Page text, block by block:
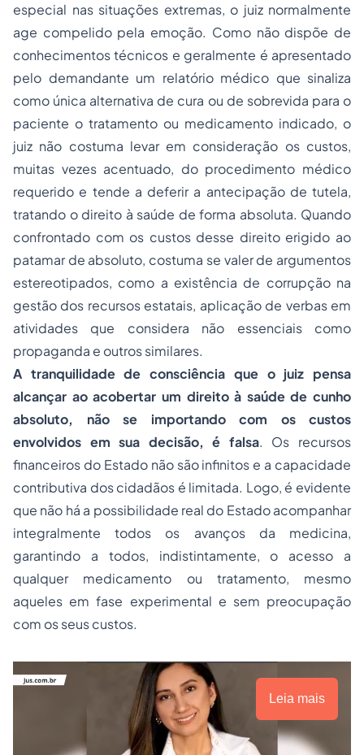
especial nas situações extremas, o juiz normalmente
age compelido pela emoção. Como não dispõe de
conhecimentos técnicos e geralmente é apresentado
pelo demandante um relatório médico que sinaliza
como única alternativa de cura ou de sobrevida para o
paciente o tratamento ou medicamento indicado, o
juiz não costuma levar em consideração os custos,
muitas vezes acentuado, do procedimento médico
requerido e tende a deferir a antecipação de tutela,
tratando o direito à saúde de forma absoluta. Quando
confrontado com os custos desse direito erigido ao
patamar de absoluto, costuma se valer de argumentos
estereotipados, como a existência de corrupção na
gestão dos recursos estatais, aplicação de verbas em
atividades que considera não essenciais como
propaganda e outros similares.
A tranquilidade de consciência que o juiz pensa
alcançar ao acobertar um direito à saúde de cunho
absoluto, não se importando com os custos
envolvidos em sua decisão, é falsa. Os recursos
financeiros do Estado não são infinitos e a capacidade
contributiva dos cidadãos é limitada. Logo, é evidente
que não há a possibilidade real do Estado acompanhar
integralmente todos os avanços da medicina,
garantindo a todos, indistintamente, o acesso a
qualquer medicamento ou tratamento, mesmo
aqueles em fase experimental e sem preocupação
com os seus custos.
Leia mais